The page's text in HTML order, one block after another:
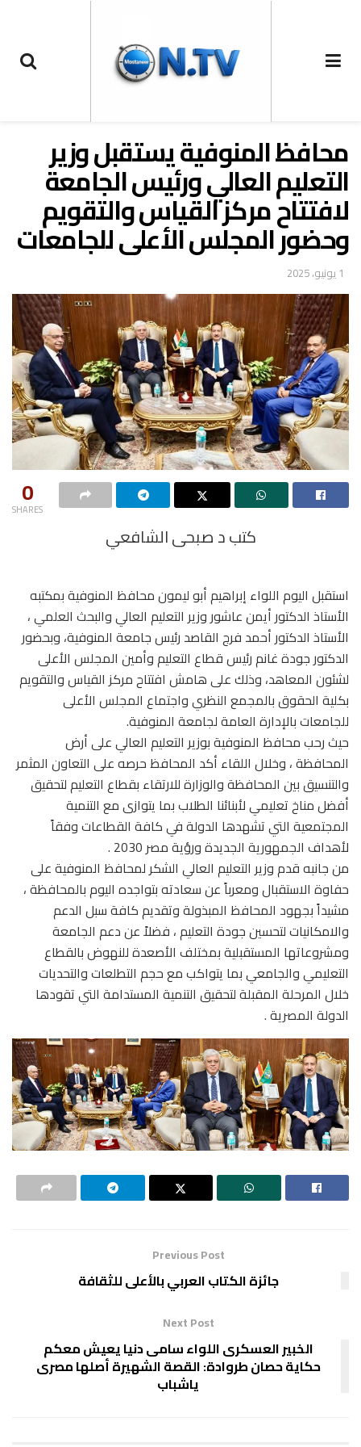
محافظ المنوفية يستقبل وزير
التعليم العالي ورئيس الجامعة
لافتتاح مركز القياس والتقويم
وحضور المجلس الأعلى للجامعات
1 يونيو، 2025
0
SHARES
كتب د صبحى الشافعي
استقبل اليوم اللواء إبراهيم أبو ليمون محافظ المنوفية بمكتبه
الأستاذ الدكتور أيمن عاشور وزير التعليم العالي والبحث العلمي ،
الأستاذ الدكتور أحمد فرج القاصد رئيس جامعة المنوفية، وبحضور
الدكتور جودة غانم رئيس قطاع التعليم وأمين المجلس الأعلى
لشئون المعاهد، وذلك على هامش افتتاح مركز القياس والتقويم
بكلية الحقوق بالمجمع النظري واجتماع المجلس الأعلى
للجامعات بالإدارة العامة لجامعة المنوفية.
حيث رحب محافظ المنوفية بوزير التعليم العالي على أرض
المحافظة ، وخلال اللقاء أكد المحافظ حرصه على التعاون المثمر
والتنسيق بين المحافظة والوزارة للارتقاء بقطاع التعليم لتحقيق
أفضل مناخ تعليمي لأبنائنا الطلاب بما يتوازى مع التنمية
المجتمعية التي تشهدها الدولة في كافة القطاعات وفقاً
لأهداف الجمهورية الجديدة ورؤية مصر 2030 .
من جانبه قدم وزير التعليم العالي الشكر لمحافظ المنوفية على
حفاوة الاستقبال ومعرباً عن سعادته بتواجده اليوم بالمحافظة ،
مشيداً بجهود المحافظ المبذولة وتقديم كافة سبل الدعم
والامكانيات لتحسين جودة التعليم ، فضلاً عن دعم الجامعة
ومشروعاتها المستقبلية بمختلف الأصعدة للنهوض بالقطاع
التعليمي والجامعي بما يتواكب مع حجم التطلعات والتحديات
خلال المرحلة المقبلة لتحقيق التنمية المستدامة التي تقودها
الدولة المصرية .
Previous Post
جائزة الكتاب العربي بالأعلى للثقافة
Next Post
الخبير العسكرى اللواء سامى دنيا يعيش معكم
حكاية حصان طروادة: القصة الشهيرة أصلها مصرى
ياشباب